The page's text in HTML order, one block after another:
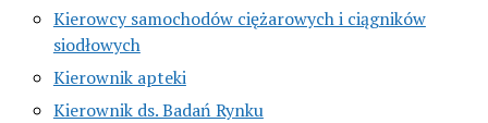
Kierowcy samochodów ciężarowych i ciągników
siodłowych
Kierownik apteki
Kierownik ds. Badań Rynku